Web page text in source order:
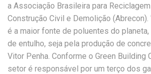
a Associação Brasileira para
Construção Civil e Demolição (Abrecon).
é a maior fonte de poluentes do
de entulho, seja pela produção de
Vitor Penha. Conforme o Green Building
setor é responsável por um terço dos